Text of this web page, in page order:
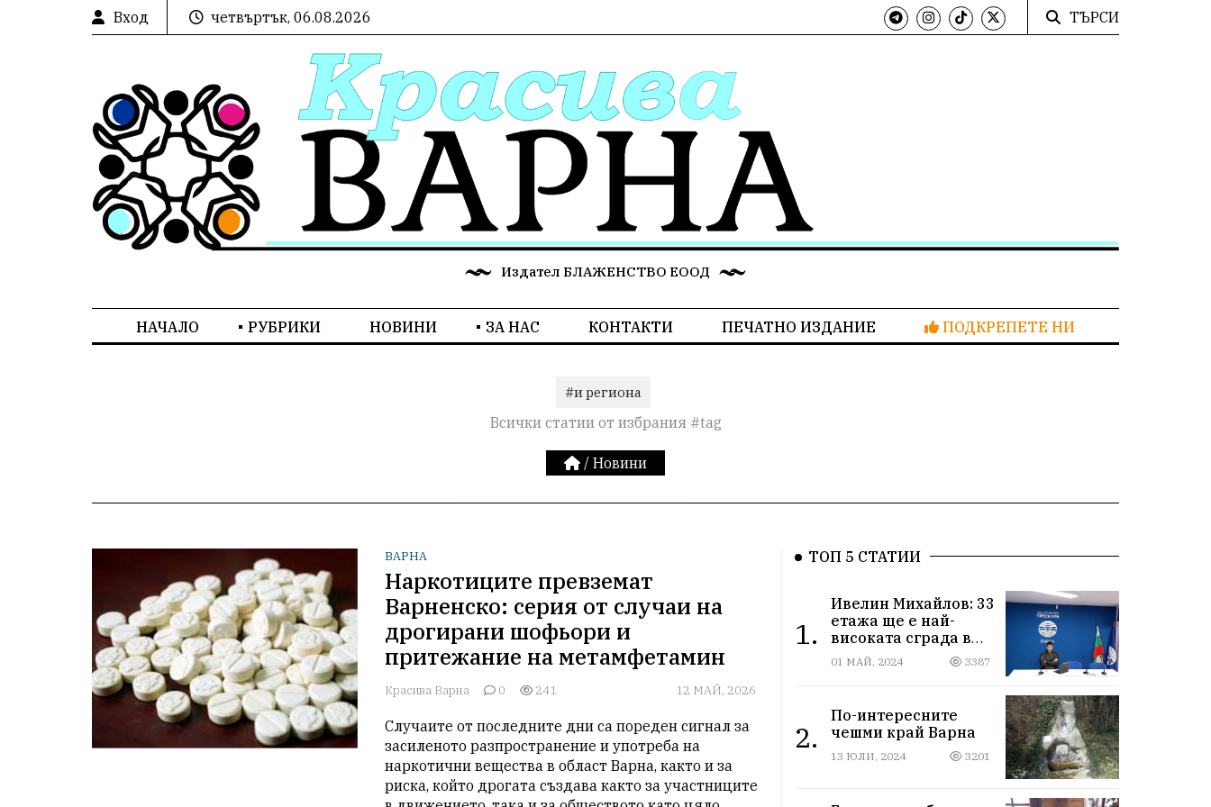
Вход четвъртък, 06.08.2026 ТЪРСИ
Издател БЛАЖЕНСТВО ЕООД
НАЧАЛО РУБРИКИ НОВИНИ ЗА НАС КОНТАКТИ ПЕЧАТНО ИЗДАНИЕ ПОДКРЕПЕТЕ НИ
#и региона
Всички статии от избрания #tag
/ Новини
ВАРНА
Наркотиците превземат
Варненско: серия от случаи на
дрогирани шофьори и
притежание на метамфетамин
Красива Варна 0 241 12 МАЙ, 2026
Случаите от последните дни са пореден сигнал за
засиленото разпространение и употреба на
наркотични вещества в област Варна, както и за
риска, който дрогата създава както за участниците
ТОП 5 СТАТИИ
1.
Ивелин Михайлов: 33
етажа ще е най-
високата сграда в
новия Сити център
във Варна
01 МАЙ, 2024 3387
2.
По-интересните
чешми край Варна
13 ЮЛИ, 2024 3201